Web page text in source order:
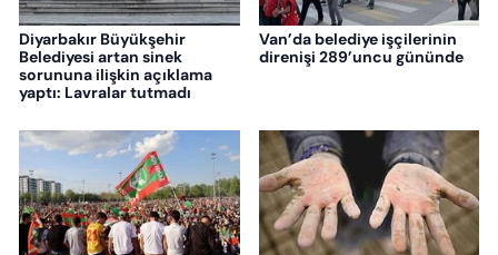
Diyarbakır Büyükşehir
Belediyesi artan sinek
sorununa ilişkin açıklama
yaptı: Lavralar tutmadı
Van’da belediye işçilerinin
direnişi 289’uncu gününde